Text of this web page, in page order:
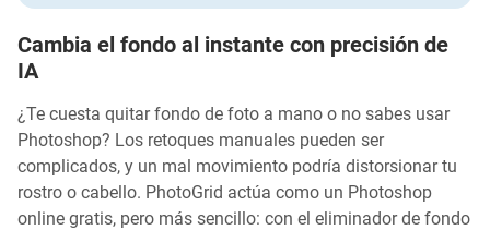
Cambia el fondo al instante con precisión de
IA
¿Te cuesta quitar fondo de foto a mano o no sabes usar
Photoshop? Los retoques manuales pueden ser
complicados, y un mal movimiento podría distorsionar tu
rostro o cabello. PhotoGrid actúa como un Photoshop
online gratis, pero más sencillo: con el eliminador de fondo